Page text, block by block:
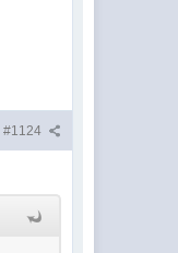
#1124